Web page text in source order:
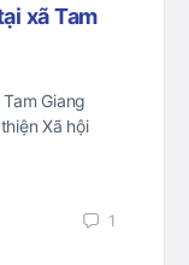
xã Tam
Giang
Xã hội
1